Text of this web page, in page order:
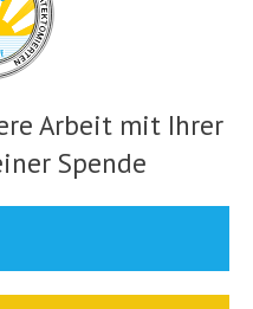
Arbeit mit Ihrer
Spende